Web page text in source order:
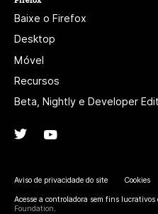
Baixe o Firefox
Desktop
Móvel
Recursos
Beta, Nightly e Developer
Twitter
Aviso de privacidade do site Cookies
Acesse a controladora sem fins
Foundation.